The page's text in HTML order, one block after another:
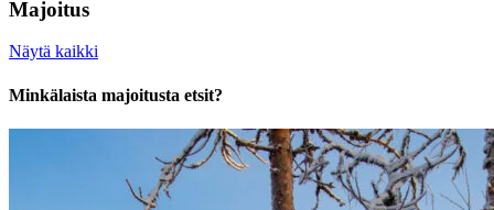
Majoitus
Näytä kaikki
Minkälaista majoitusta etsit?